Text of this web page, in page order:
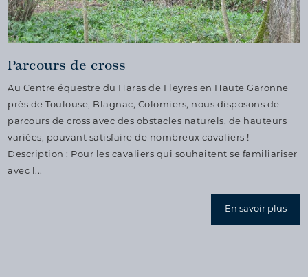
Parcours de cross
Au Centre équestre du Haras de Fleyres en Haute Garonne
près de Toulouse, Blagnac, Colomiers, nous disposons de
parcours de cross avec des obstacles naturels, de hauteurs
variées, pouvant satisfaire de nombreux cavaliers !
Description : Pour les cavaliers qui souhaitent se familiariser
avec l...
En savoir plus